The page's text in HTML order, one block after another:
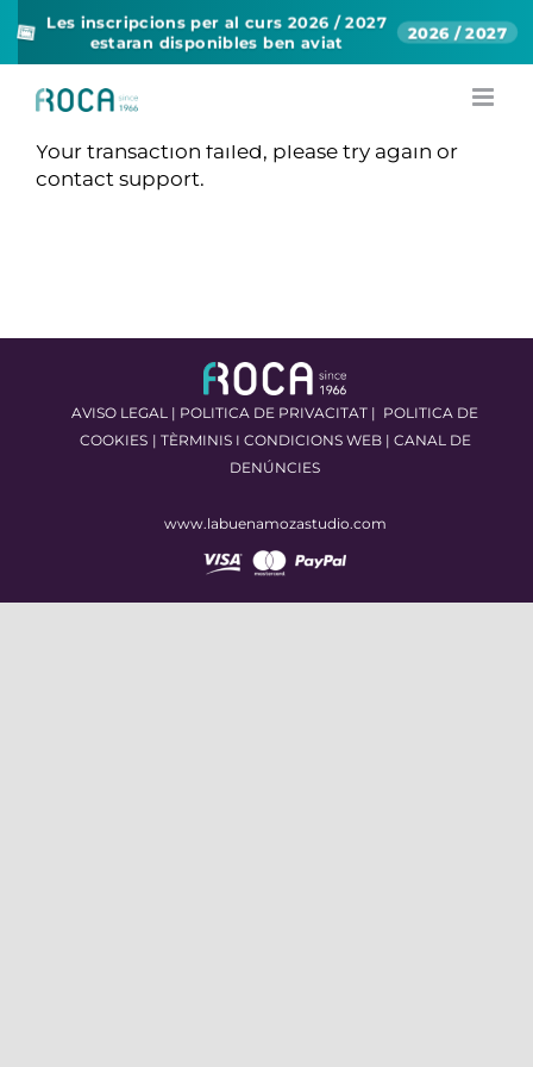
📅 Les inscripcions per al curs 2026 / 2027
estaran disponibles ben aviat 2026 / 2027
Your transaction failed, please try again or
contact support.
AVISO LEGAL | POLITICA DE PRIVACITAT | POLITICA DE
COOKIES | TÈRMINIS I CONDICIONS WEB| CANAL DE
DENÚNCIES
www.labuenamozastudio.com